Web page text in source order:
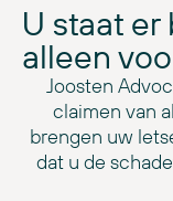
U staat
alleen
Joosten
claimen van
brengen uw
dat u de